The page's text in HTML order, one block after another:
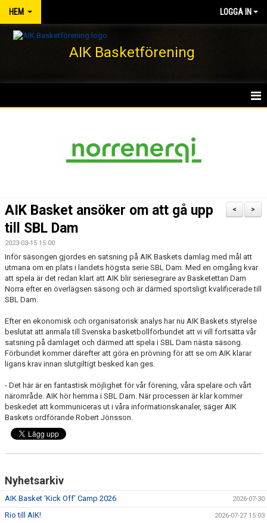
HEM LOGGA IN
AIK Basketförening
DOKUMENT
AVGIFTER
BLI MEDLEM
FRITIDSKORTET
PARTNERS
SHOP
AIK.SE
>
<
AIK Basket ansöker om att gå upp
till SBL Dam
2023-03-15 15:00
Inför säsongen gjordes en satsning på AIK Baskets damlag med mål att
utmana om en plats i landets högsta serie SBL Dam. Med en omgång kvar
att spela är det redan klart att AIK blir seriesegrare av Basketettan Dam
Norra efter en överlägsen säsong och är därmed sportsligt kvalificerade till
SBL Dam.
Efter en ekonomisk och organisatorisk analys har nu AIK Baskets styrelse
beslutat att anmäla till Svenska basketbollförbundet att vi vill fortsätta vår
satsning på damlaget och därmed att spela i SBL Dam nästa säsong.
Förbundet kommer därefter att göra en prövning för att se om AIK klarar
ligans krav innan slutgiltigt besked kan ges.
- Det här är en fantastisk möjlighet för vår förening, våra spelare och vårt
närområde. AIK hör hemma i SBL Dam. När processen är klar kommer
beskedet att kommuniceras ut i våra informationskanaler, säger AIK
Baskets ordförande Robert Jönsson.
Nyhetsarkiv
AIK Basket ‘Kick Off’ Camp 2026 2026-07-30
Rio till AIK! 2026-07-27 15:03